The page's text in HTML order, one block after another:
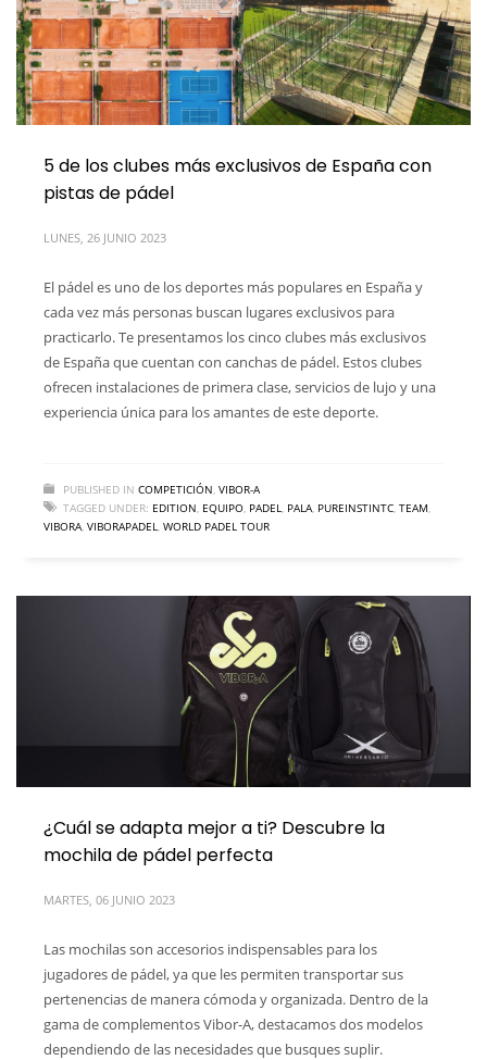
5 de los clubes más exclusivos de España con
pistas de pádel
LUNES, 26 JUNIO 2023
El pádel es uno de los deportes más populares en España y
cada vez más personas buscan lugares exclusivos para
practicarlo. Te presentamos los cinco clubes más exclusivos
de España que cuentan con canchas de pádel. Estos clubes
ofrecen instalaciones de primera clase, servicios de lujo y una
experiencia única para los amantes de este deporte.
PUBLISHED IN COMPETICIÓN VIBOR-A
TAGGED UNDER: EDITION EQUIPO PADEL PALA PUREINSTINTC TEAM
VIBORA VIBORAPADEL WORLD PADEL TOUR
¿Cuál se adapta mejor a ti? Descubre la
mochila de pádel perfecta
MARTES, 06 JUNIO 2023
Las mochilas son accesorios indispensables para los
jugadores de pádel, ya que les permiten transportar sus
pertenencias de manera cómoda y organizada. Dentro de la
gama de complementos Vibor-A, destacamos dos modelos
dependiendo de las necesidades que busques suplir.